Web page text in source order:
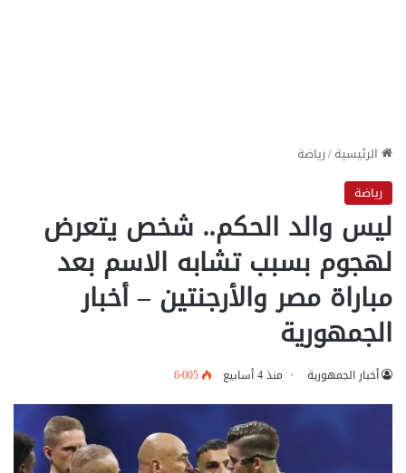
الرئيسية/رياضة
رياضة
ليس والد الحكم.. شخص يتعرض
لهجوم بسبب تشابه الاسم بعد
مباراة مصر والأرجنتين – أخبار
الجمهورية
أخبار الجمهورية منذ 4 أسابيع 6٬005